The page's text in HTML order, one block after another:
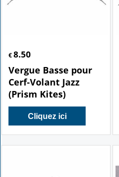
€ 8.50
Vergue Basse pour
Cerf-Volant Jazz
(Prism Kites)
Cliquez ici